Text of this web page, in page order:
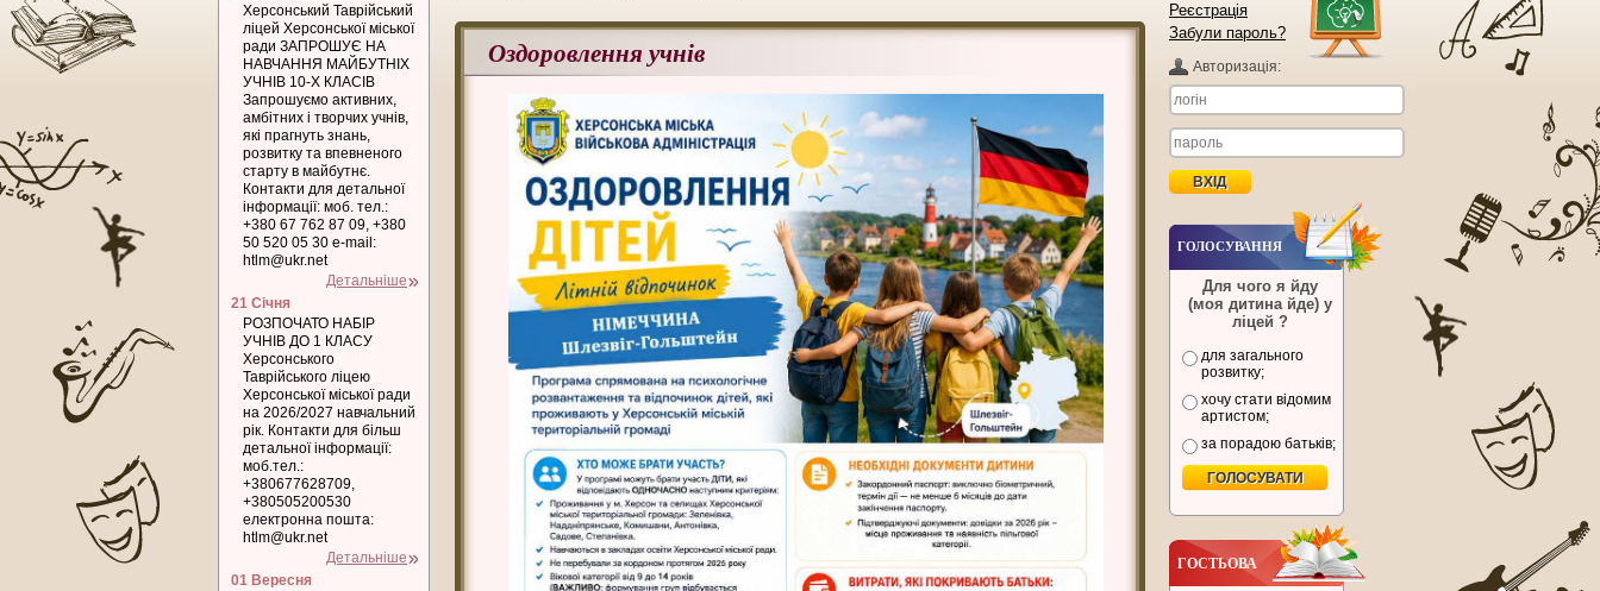
Оздоровлення учнів
Херсонський Таврійський
ліцей Херсонської міської
ради ЗАПРОШУЄ НА
НАВЧАННЯ МАЙБУТНІХ
УЧНІВ 10-Х КЛАСІВ
Запрошуємо активних,
амбітних і творчих учнів,
які прагнуть знань,
розвитку та впевненого
старту в майбутнє.
Контакти для детальної
інформації: моб. тел.:
+380 67 762 87 09, +380
50 520 05 30 e-mail:
htlm@ukr.net
Детальніше
21 Січня
РОЗПОЧАТО НАБІР
УЧНІВ ДО 1 КЛАСУ
Херсонського
Таврійського ліцею
Херсонської міської ради
на 2026/2027 навчальний
рік. Контакти для більш
детальної інформації:
моб.тел.:
+380677628709,
+380505200530
електронна пошта:
htlm@ukr.net
Детальніше
01 Вересня
Реєстрація
Забули пароль?
Авторизацiя:
ГОЛОСУВАННЯ
Для чого я йду
(моя дитина йде) у
ліцей ?
для загального
розвитку;
хочу стати відомим
артистом;
за порадою батьків;
ГОСТЬОВА